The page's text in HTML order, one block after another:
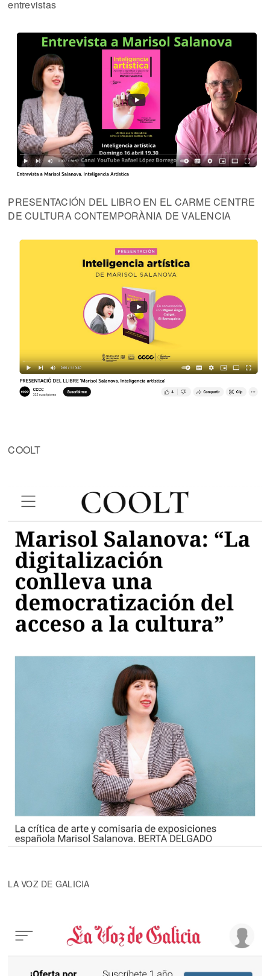
entrevistas
PRESENTACIÓN DEL LIBRO EN EL CARME CENTRE
DE CULTURA CONTEMPORÀNIA DE VALENCIA
COOLT
LA VOZ DE GALICIA